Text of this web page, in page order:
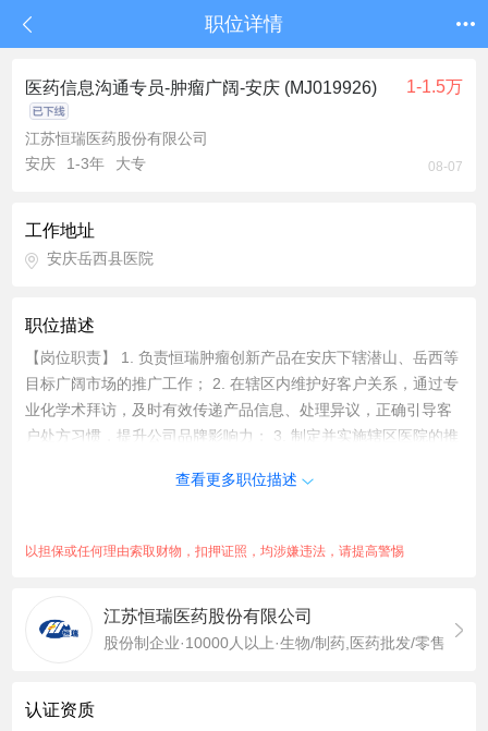
职位详情
医药信息沟通专员-肿瘤广阔-安庆 (MJ019926) 1-1.5万
江苏恒瑞医药股份有限公司
安庆
1-3年 大专 08-07
工作地址
安庆岳西县医院
职位描述
【岗位职责】 1. 负责恒瑞肿瘤创新产品在安庆下辖潜山、岳西等
目标广阔市场的推广工作； 2. 在辖区内维护好客户关系，通过专
业化学术拜访，及时有效传递产品信息、处理异议，正确引导客
户处方习惯，提升公司品牌影响力； 3. 制定并实施辖区医院的推
并反馈客户信息和公司产品的临床使用情况； 5. 充分了解市场状
有良好的学习能力和自我管理能力； 4.有较强的责任感、使命
查看更多职位描述
以担保或任何理由索取财物，扣押证照，均涉嫌违法，请提高警惕
江苏恒瑞医药股份有限公司
股份制企业·10000人以上·生物/制药,医药批发/零售
认证资质